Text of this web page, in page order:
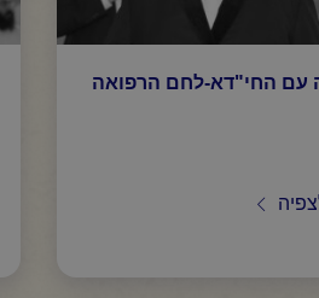
עם החי"דא-לחם הרפואה